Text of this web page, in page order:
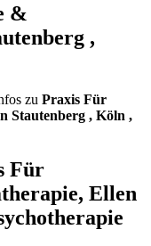
&
,
zu Praxis Für
Stautenberg , Köln ,
Für
Ellen